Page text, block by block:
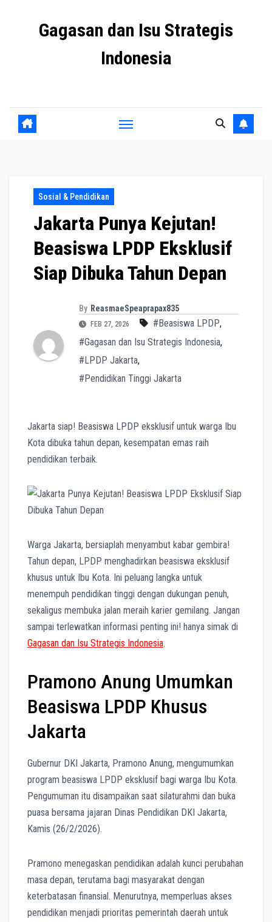
Gagasan dan Isu Strategis
Indonesia
Sosial & Pendidikan
Jakarta Punya Kejutan!
Beasiswa LPDP Eksklusif
Siap Dibuka Tahun Depan
By ReasmaeSpeaprapax835
FEB 27, 2026 #Beasiswa LPDP,
#Gagasan dan Isu Strategis Indonesia,
#LPDP Jakarta,
#Pendidikan Tinggi Jakarta
Jakarta siap! Beasiswa LPDP eksklusif untuk warga Ibu
Kota dibuka tahun depan, kesempatan emas raih
pendidikan terbaik.
Warga Jakarta, bersiaplah menyambut kabar gembira!
Tahun depan, LPDP menghadirkan beasiswa eksklusif
khusus untuk Ibu Kota. Ini peluang langka untuk
menempuh pendidikan tinggi dengan dukungan penuh,
sekaligus membuka jalan meraih karier gemilang. Jangan
sampai terlewatkan informasi penting ini! hanya simak di
Gagasan dan Isu Strategis Indonesia.
Pramono Anung Umumkan
Beasiswa LPDP Khusus
Jakarta
Gubernur DKI Jakarta, Pramono Anung, mengumumkan
program beasiswa LPDP eksklusif bagi warga Ibu Kota.
Pengumuman itu disampaikan saat silaturahmi dan buka
puasa bersama jajaran Dinas Pendidikan DKI Jakarta,
Kamis (26/2/2026).
Pramono menegaskan pendidikan adalah kunci perubahan
masa depan, terutama bagi masyarakat dengan
keterbatasan finansial. Menurutnya, memperluas akses
pendidikan menjadi prioritas pemerintah daerah untuk